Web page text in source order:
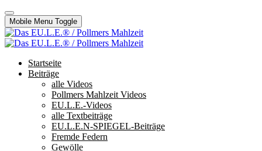
Mobile Menu Toggle
Startseite
Beiträge
alle Videos
Pollmers Mahlzeit Videos
EU.L.E.-Videos
alle Textbeiträge
EU.L.E.N-SPIEGEL-Beiträge
Fremde Federn
Gewölle